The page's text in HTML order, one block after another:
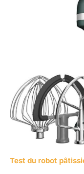
Test du robot